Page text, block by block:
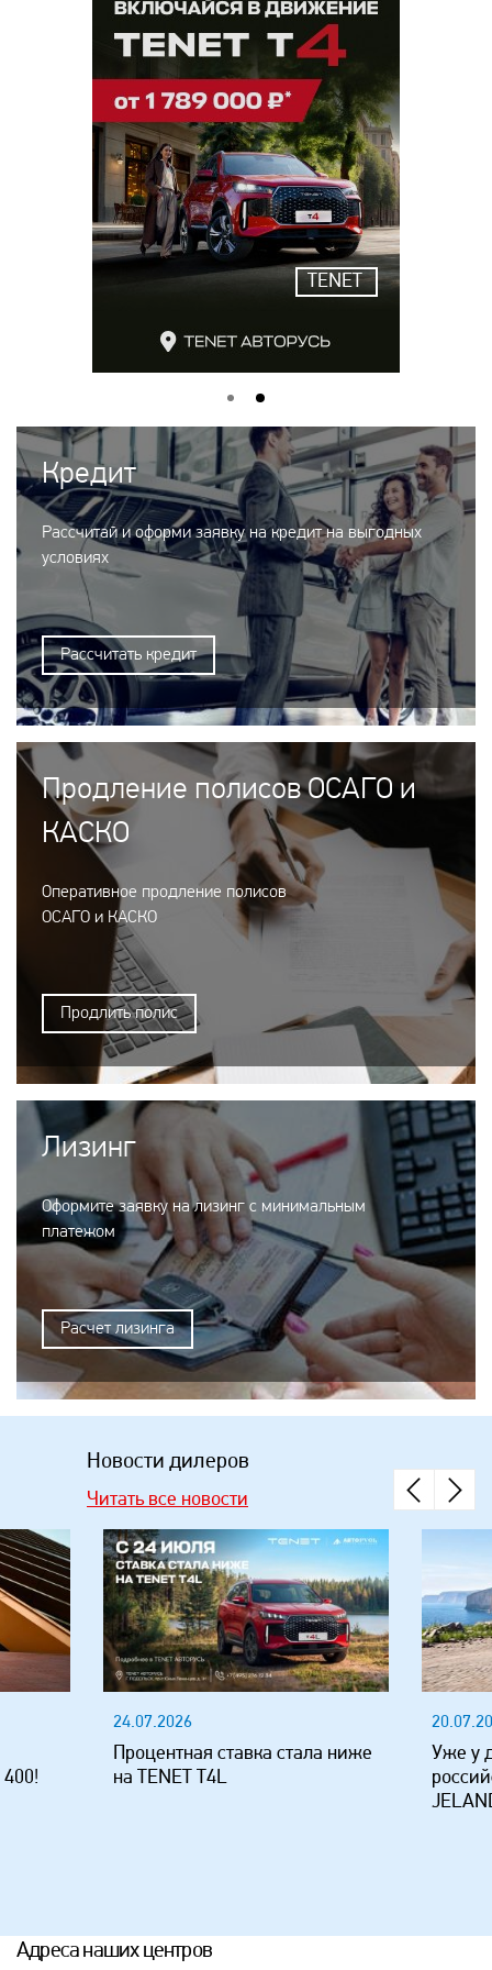
TENET
Кредит
Рассчитай и оформи заявку на кредит на выгодных
условиях
Рассчитать кредит
Продление полисов ОСАГО и
КАСКО
Оперативное продление полисов
ОСАГО и КАСКО
Продлить полис
Лизинг
Оформите заявку на лизинг с минимальным
платежом
Расчет лизинга
Новости дилеров
Читать все новости
24.07.2026
Процентная ставка стала ниже
на TENET T4L
Уже у
Адреса наших центров